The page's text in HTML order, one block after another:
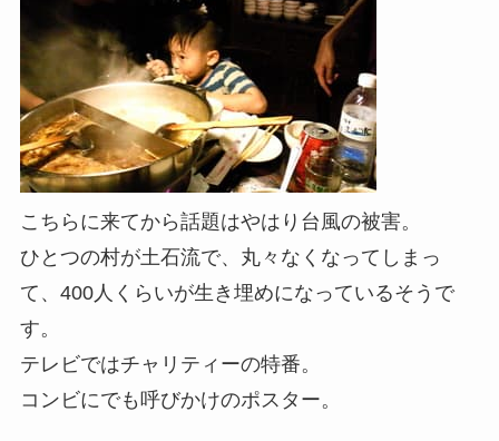
こちらに来てから話題はやはり台風の被害。
ひとつの村が土石流で、丸々なくなってしまっ
て、400人くらいが生き埋めになっているそうで
す。
テレビではチャリティーの特番。
コンビにでも呼びかけのポスター。